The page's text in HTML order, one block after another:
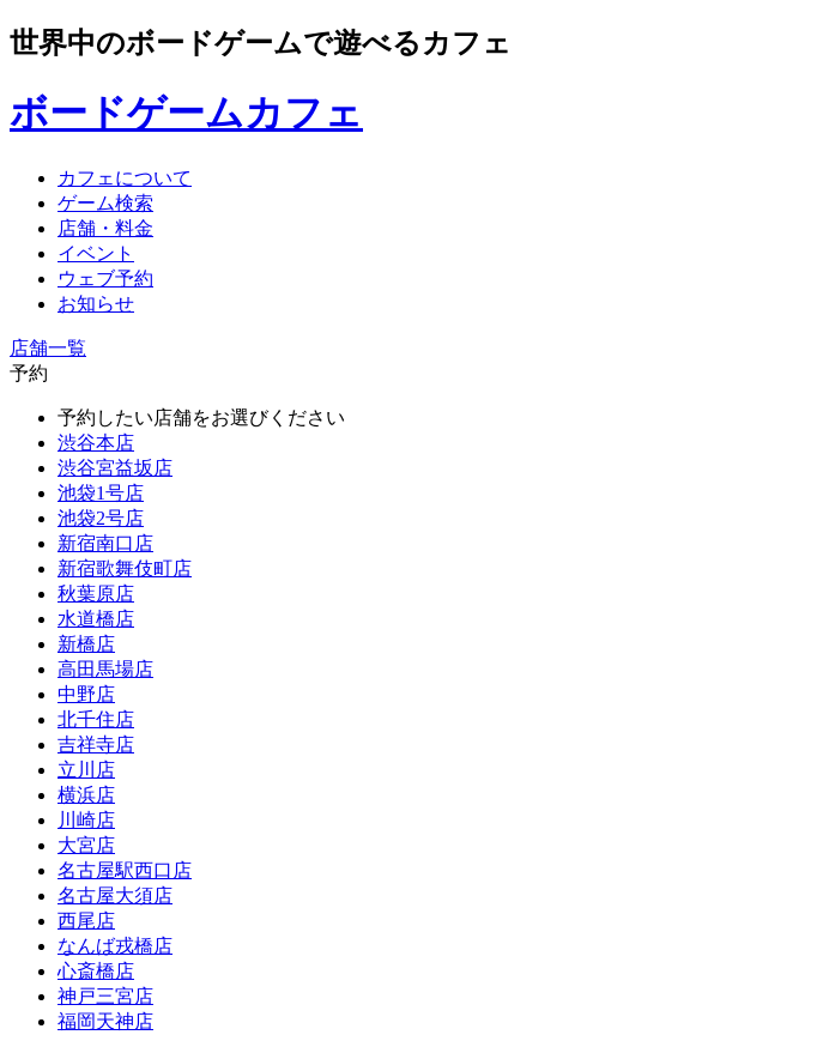
世界中のボードゲームで遊べるカフェ
ボードゲームカフェ
カフェについて
ゲーム検索
店舗・料金
イベント
ウェブ予約
お知らせ
店舗一覧
予約
予約したい店舗をお選びください
渋谷本店
渋谷宮益坂店
池袋1号店
池袋2号店
新宿南口店
新宿歌舞伎町店
秋葉原店
水道橋店
新橋店
高田馬場店
中野店
北千住店
吉祥寺店
立川店
横浜店
川崎店
大宮店
名古屋駅西口店
名古屋大須店
西尾店
なんば戎橋店
心斎橋店
神戸三宮店
福岡天神店